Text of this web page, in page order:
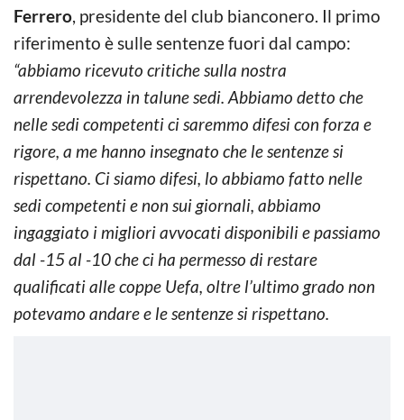
Ferrero, presidente del club bianconero. Il primo
riferimento è sulle sentenze fuori dal campo:
“abbiamo ricevuto critiche sulla nostra
arrendevolezza in talune sedi. Abbiamo detto che
nelle sedi competenti ci saremmo difesi con forza e
rigore, a me hanno insegnato che le sentenze si
rispettano. Ci siamo difesi, lo abbiamo fatto nelle
sedi competenti e non sui giornali, abbiamo
ingaggiato i migliori avvocati disponibili e passiamo
dal -15 al -10 che ci ha permesso di restare
qualificati alle coppe Uefa, oltre l’ultimo grado non
potevamo andare e le sentenze si rispettano.